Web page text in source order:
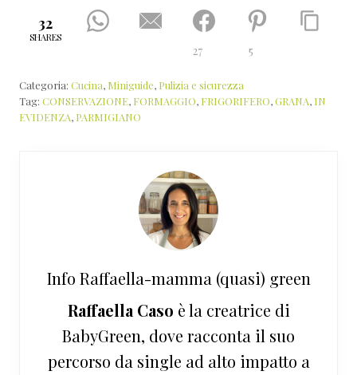
32
SHARES
27 5
Categoria: Cucina, Miniguide, Pulizia e sicurezza
Tag: CONSERVAZIONE, FORMAGGIO, FRIGORIFERO,GRANA, IN
EVIDENZA, PARMIGIANO
Info Raffaella-mamma (quasi) green
Raffaella Caso è la creatrice di
BabyGreen, dove racconta il suo
percorso da single ad alto impatto a